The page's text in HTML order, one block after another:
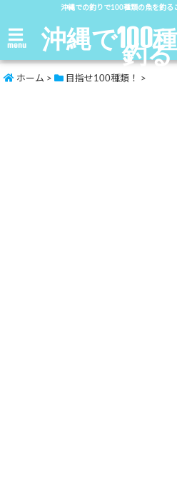
沖縄での釣りで100種類の魚を釣る
menu 沖縄で100
釣
ホーム > 目指せ100種類！ >